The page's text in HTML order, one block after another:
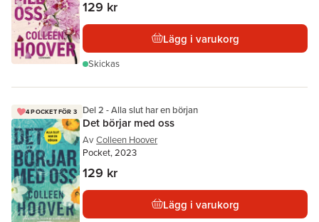
129 kr
Lägg i varukorg
Skickas
4 POCKET FÖR 3 Del 2 - Alla slut har en början
Det börjar med oss
Av Colleen Hoover
Pocket, 2023
129 kr
Lägg i varukorg